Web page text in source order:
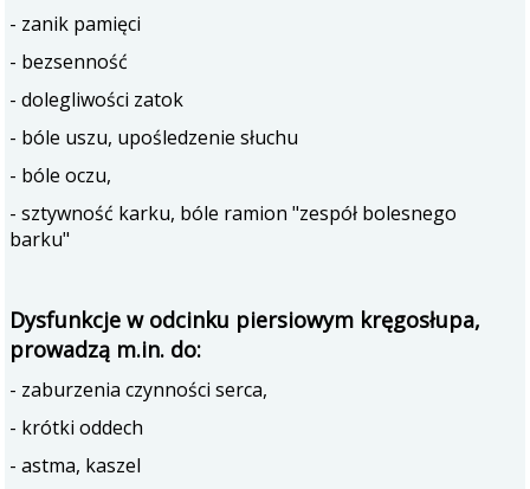
- zanik pamięci
- bezsenność
- dolegliwości zatok
- bóle uszu, upośledzenie słuchu
- bóle oczu,
- sztywność karku, bóle ramion "zespół bolesnego
barku"
Dysfunkcje w odcinku piersiowym kręgosłupa,
prowadzą m.in. do:
- zaburzenia czynności serca,
- krótki oddech
- astma, kaszel